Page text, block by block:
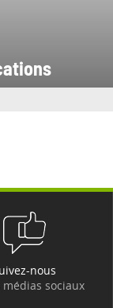
nous
sociaux